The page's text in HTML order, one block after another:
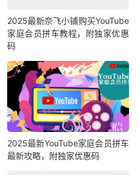
2025最新奈飞小铺购买YouTube
家庭会员拼车教程，附独家优惠
码
2025最新YouTube家庭会员拼车
最新攻略，附独家优惠码